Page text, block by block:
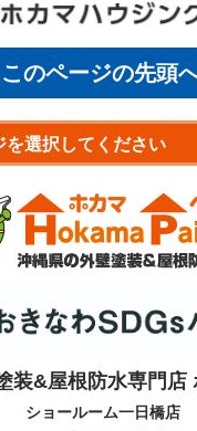
このページの先頭
装&屋根防水専門店
ショールーム一日橋店